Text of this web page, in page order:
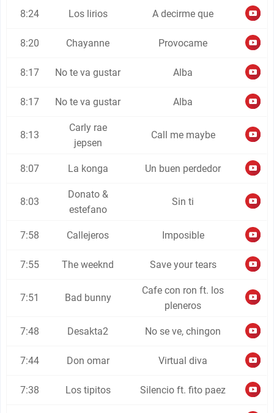
8:24 Los lirios A decirme que
8:20 Chayanne Provocame
8:17 No te va gustar Alba
8:17 No te va gustar Alba
8:13
Carly rae
jepsen
Call me maybe
8:07 La konga Un buen perdedor
8:03
Donato &
estefano
Sin ti
7:58 Callejeros Imposible
7:55 The weeknd Save your tears
7:51 Bad bunny
Cafe con ron ft. los
pleneros
7:48 Desakta2 No se ve, chingon
7:44 Don omar Virtual diva
7:38 Los tipitos Silencio ft. fito paez